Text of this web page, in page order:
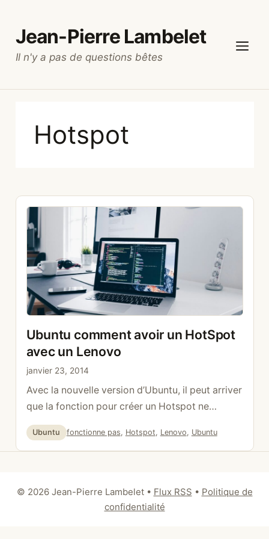
contenu
Jean-Pierre Lambelet
Il n'y a pas de questions bêtes
Hotspot
Ubuntu comment avoir un HotSpot
avec un Lenovo
janvier 23, 2014
Avec la nouvelle version d’Ubuntu, il peut arriver
que la fonction pour créer un Hotspot ne
fonctionne pas parfaitement sur un ordinateur
de type Lenovo. La solution est d’utiliser ap-
hotspot. sudo add-apt-repository
update sudo apt-get install ap-hotspot Pour
démarrer ou stopper ap-hotspot sudo ap-
Catégories
Ubuntu Étiquettes
fonctionne pas, Hotspot, Lenovo, Ubuntu
© 2026 Jean-Pierre Lambelet• Flux RSS • Politique de
confidentialité